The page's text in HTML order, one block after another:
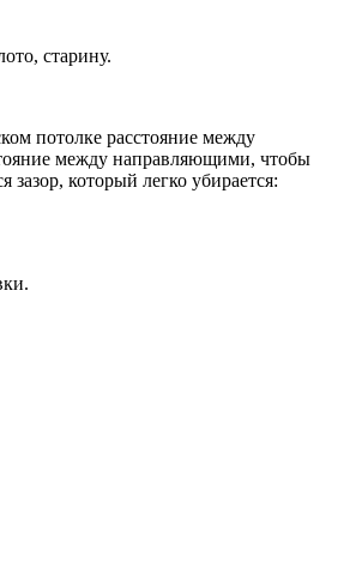
старину.
потолке расстояние между
между направляющими, чтобы
который легко убирается: